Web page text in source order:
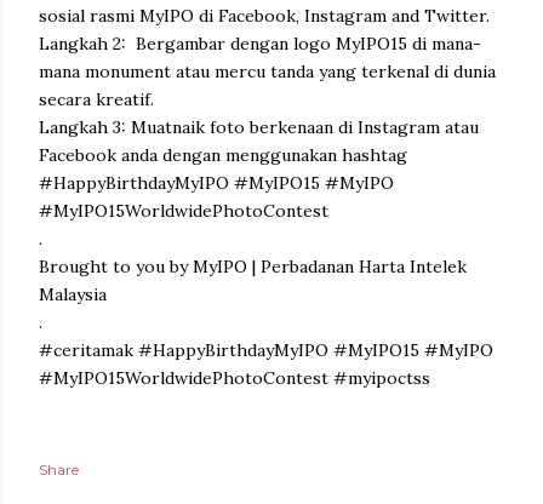
sosial rasmi MyIPO di Facebook, Instagram and Twitter.
Langkah 2: Bergambar dengan logo MyIPO15 di mana-
mana monument atau mercu tanda yang terkenal di dunia
secara kreatif.
Langkah 3: Muatnaik foto berkenaan di Instagram atau
Facebook anda dengan menggunakan hashtag
#HappyBirthdayMyIPO #MyIPO15 #MyIPO
#MyIPO15WorldwidePhotoContest
.
Brought to you by MyIPO | Perbadanan Harta Intelek
Malaysia
.
#ceritamak #HappyBirthdayMyIPO #MyIPO15 #MyIPO
#MyIPO15WorldwidePhotoContest #myipoctss
Share